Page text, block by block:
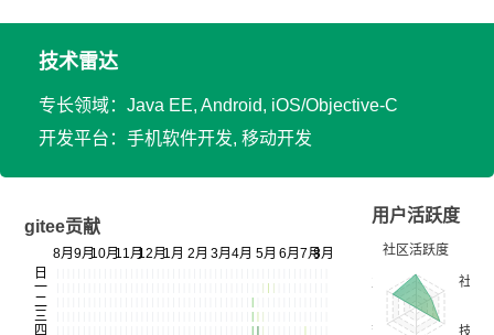
技术雷达
专长领域：Java EE, Android, iOS/Objective-C
开发平台：手机软件开发, 移动开发
gitee贡献
用户活跃度